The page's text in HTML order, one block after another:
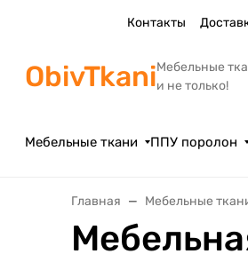
Контакты
ObivTkaniМебельные
и не только!
Мебельные ткани ППУ поролон
Главная Мебельные